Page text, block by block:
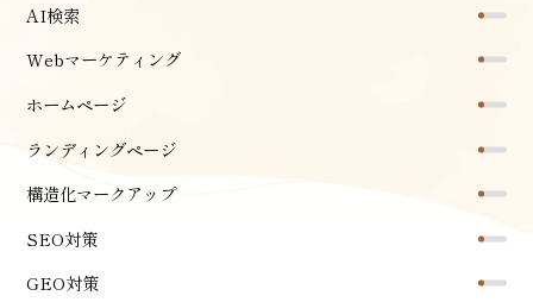
AI検索
Webマーケティング
ホームページ
ランディングページ
構造化マークアップ
SEO対策
GEO対策